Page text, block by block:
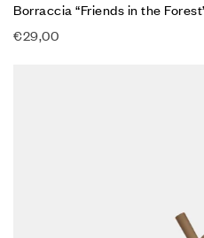
Borraccia “Friends in the
€29,00